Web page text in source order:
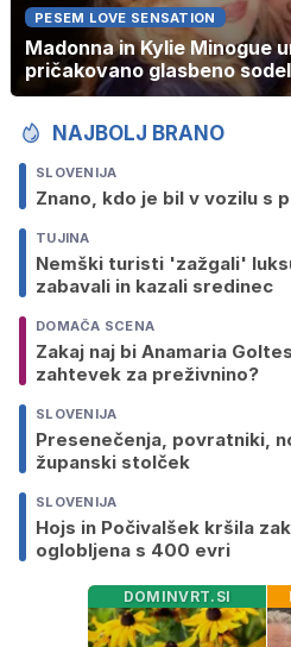
PESEM LOVE SENSATION
Madonna in Kylie Minogue
pričakovano glasbeno
NAJBOLJ BRANO
SLOVENIJA
Znano, kdo je bil v vozilu s
TUJINA
Nemški turisti 'zažgali'
zabavali in kazali sredinec
DOMAČA SCENA
Zakaj naj bi Anamaria
zahtevek za preživnino?
SLOVENIJA
Presenečenja, povratniki,
županski stolček
SLOVENIJA
Hojs in Počivalšek kršila
oglobljena s 400 evri
DOMINVRT.SI